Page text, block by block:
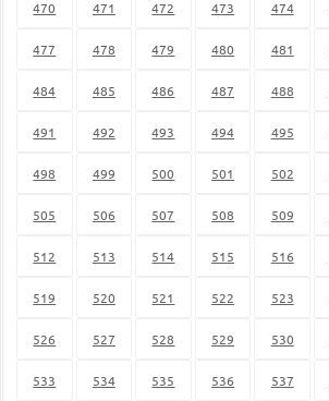
470 471 472 473 474
477 478 479 480 481
484 485 486 487 488
491 492 493 494 495
498 499 500 501 502
505 506 507 508 509
512 513 514 515 516
519 520 521 522 523
526 527 528 529 530
533 534 535 536 537